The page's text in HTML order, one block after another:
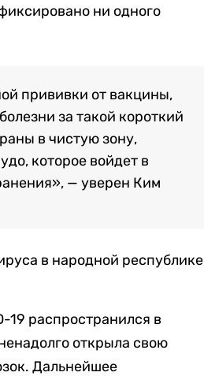
ни одного
прививки от вакцины,
за такой короткий
в чистую зону,
которое войдет в
— уверен Ким
в народной республике
19 распространился в
открыла свою
Дальнейшее